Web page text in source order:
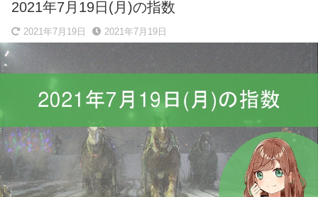
2021年7月19日(月)の指数
2021年7月19日 2021年7月19日